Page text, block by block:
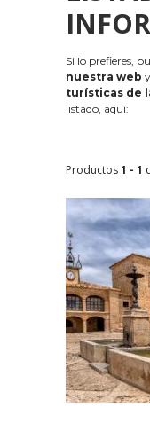
Si lo prefieres,
nuestra web
turísticas de
listado, aquí:
Productos1 - 1